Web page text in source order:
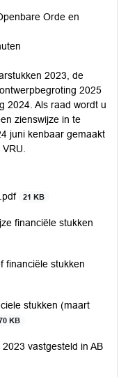
Orde en
2023, de
2025
2024. Als raad wordt u
zienswijze in te
juni kenbaar gemaakt
21 KB
financiële stukken
financiële stukken
stukken (maart
KB
vastgesteld in AB